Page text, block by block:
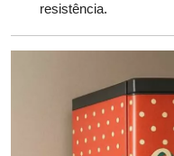
resistência.